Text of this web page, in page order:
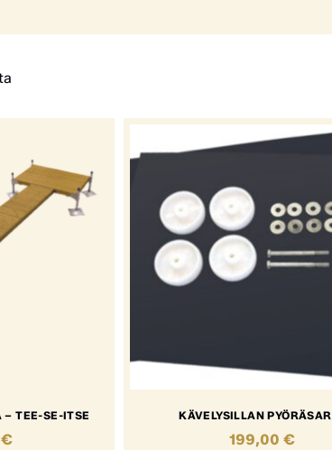
– TEE-SE-ITSE
€
KÄVELYSILLAN
199,00€